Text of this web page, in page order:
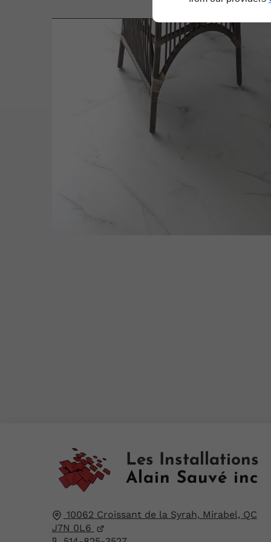
Les Installations
Alain Sauvé inc
10062 Croissant de la Syrah, Mirabel, QC
J7N 0L6